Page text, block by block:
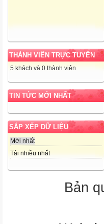
THÀNH VIÊN TRỰC TUYẾN
5 khách và 0 thành viên
TIN TỨC MỚI NHẤT
SẮP XẾP DỮ LIỆU
Mới nhất
Tải nhiều nhất
Bản